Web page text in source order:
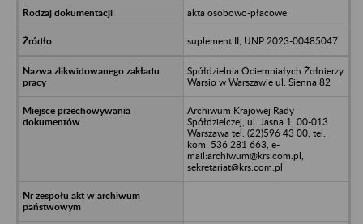
akta osobowo-płacowe
suplement II, UNP 2023-00485047
Spółdzielnia Ociemniałych Żołnierzy
Warsio w Warszawie ul. Sienna 82
Archiwum Krajowej Rady
Spółdzielczej, ul. Jasna 1, 00-013
Warszawa tel. (22)596 43 00, tel.
kom. 536 281 663, e-
mail:archiwum@krs.com.pl,
sekretariat@krs.com.pl